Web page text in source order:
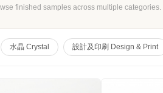
finished samples across multiple categories.
水晶 Crystal 設計及印刷 Design & Print